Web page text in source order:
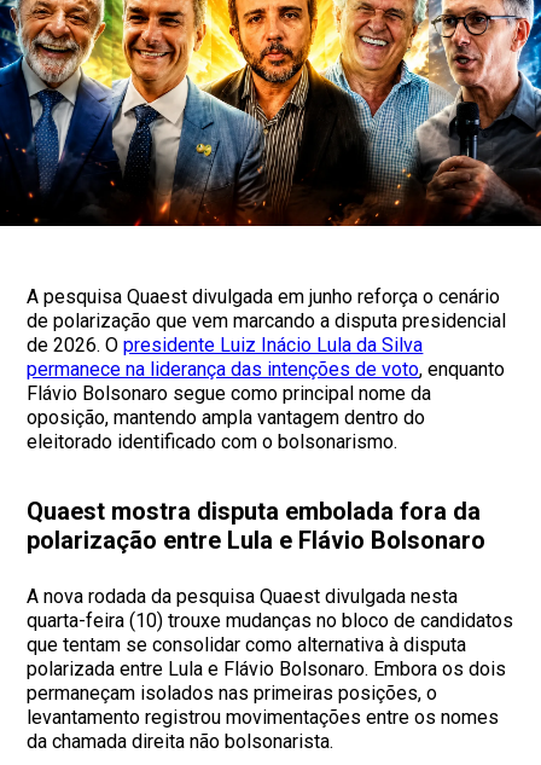
A pesquisa Quaest divulgada em junho reforça o cenário
de polarização que vem marcando a disputa presidencial
de 2026. Opresidente Luiz Inácio Lula da Silva
permanece na liderança das intenções de voto, enquanto
Flávio Bolsonaro segue como principal nome da
oposição, mantendo ampla vantagem dentro do
eleitorado identificado com o bolsonarismo.
Quaest mostra disputa embolada fora da
polarização entre Lula e Flávio Bolsonaro
A nova rodada da pesquisa Quaest divulgada nesta
quarta-feira (10) trouxe mudanças no bloco de candidatos
que tentam se consolidar como alternativa à disputa
polarizada entre Lula e Flávio Bolsonaro. Embora os dois
permaneçam isolados nas primeiras posições, o
levantamento registrou movimentações entre os nomes
da chamada direita não bolsonarista.